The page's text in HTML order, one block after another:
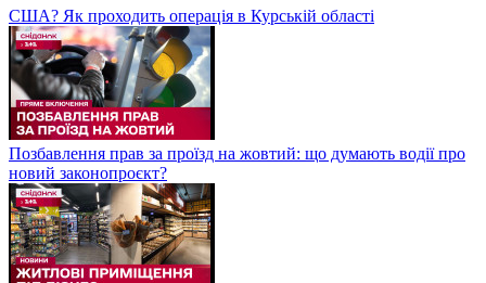
США? Як проходить операція в Курській області
Позбавлення прав за проїзд на жовтий: що думають водії про
новий законопроєкт?